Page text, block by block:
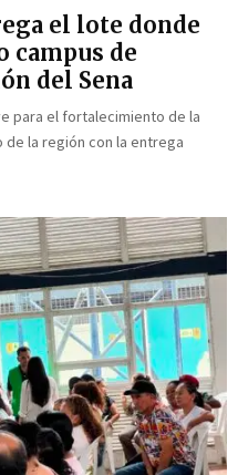
el lote donde
campus de
del Sena
para el fortalecimiento de la
la región con la entrega